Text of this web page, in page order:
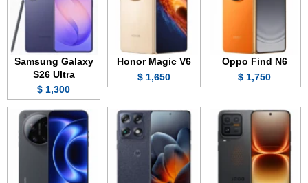
Oppo Find N6
1,750 $
Honor Magic V6
1,650 $
Samsung Galaxy
S26 Ultra
1,300 $